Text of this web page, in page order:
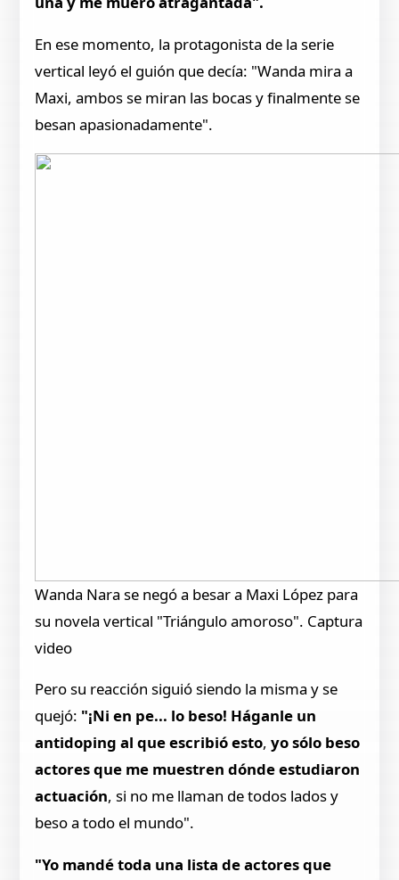
En ese momento, la protagonista de la serie
vertical leyó el guión que decía: "Wanda mira a
Maxi, ambos se miran las bocas y finalmente se
besan apasionadamente".
Wanda Nara se negó a besar a Maxi López para
su novela vertical "Triángulo amoroso". Captura
video
Pero su reacción siguió siendo la misma y se
quejó: "¡Ni en pe... lo beso! Háganle un
antidoping al que escribió esto,yo sólo beso
actores que me muestren dónde estudiaron
actuación, si no me llaman de todos lados y
beso a todo el mundo".
"Yo mandé toda una lista de actores que